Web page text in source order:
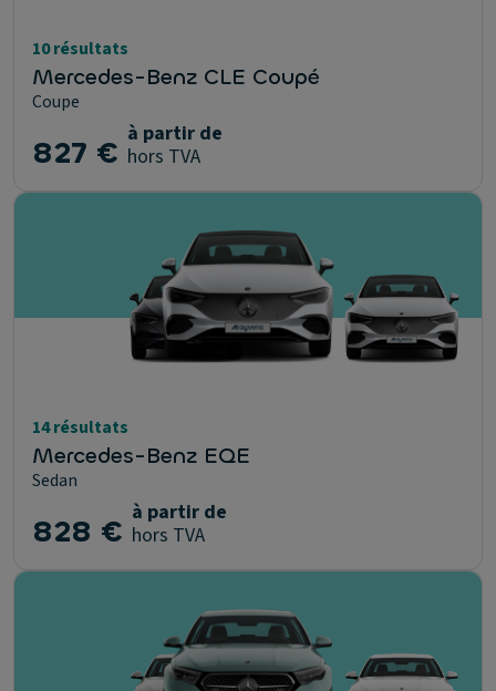
10 résultats
Mercedes-Benz CLE Coupé
Coupe
827 € à partir de
hors TVA
14 résultats
Mercedes-Benz EQE
Sedan
828 € à partir de
hors TVA